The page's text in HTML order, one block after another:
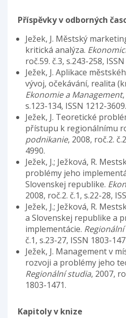
Příspěvky v odborných
Ježek, J. Městský
kritická analýza.
roč.59. č.3, s.243-258,
Ježek, J. Aplikace
vývoj, očekávání, realita
Ekonomie a Management
s.123-134, ISSN 1212-3609.
Ježek, J. Teoretické
přístupu k regionálnímu
podnikanie, 2008, roč.2.
4990.
Ježek, J.; Ježková, R.
problémy jeho
Slovenskej republike.
2008, roč.2. č.1, s.22-28,
Ježek, J.; Ježková, R.
a Slovenskej republike a
implementácie.
č.1, s.23-27, ISSN 1803-
Ježek, J. Management v
rozvoji a problémy jeho
Regionální studia, 2007,
1803-1471.
Kapitoly v knize